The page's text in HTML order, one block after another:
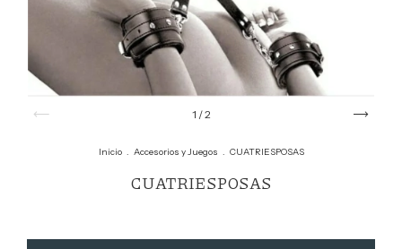
1 /2
Inicio . Accesorios y Juegos . CUATRIESPOSAS
CUATRIESPOSAS